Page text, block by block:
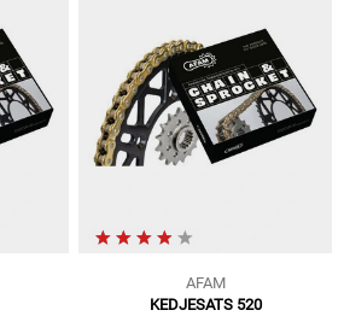
AFAM
KEDJESATS 520